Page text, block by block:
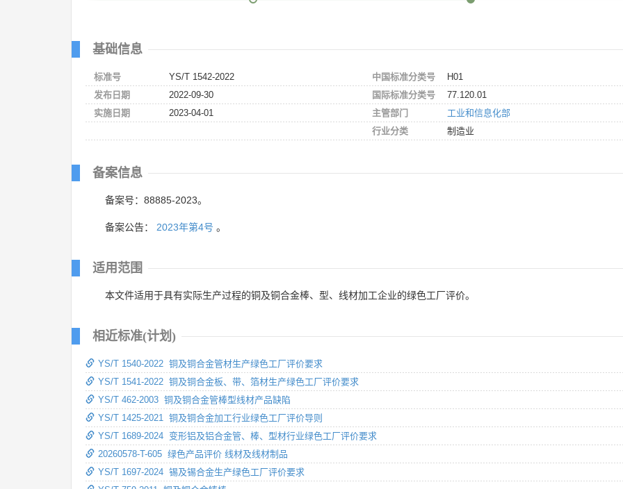
基础信息
标准号
YS/T 1542-2022
发布日期
2022-09-30
实施日期
2023-04-01
中国标准分类号
H01
国际标准分类号
77.120.01
主管部门
工业和信息化部
行业分类
制造业
备案信息
备案号：88885-2023。
备案公告： 2023年第4号 。
适用范围
本文件适用于具有实际生产过程的铜及铜合金棒、型、线材加工企业的绿色工厂评价。
相近标准(计划)
YS/T 1540-2022 铜及铜合金管材生产绿色工厂评价要求
YS/T 1541-2022 铜及铜合金板、带、箔材生产绿色工厂评价要求
YS/T 462-2003 铜及铜合金管棒型线材产品缺陷
YS/T 1425-2021 铜及铜合金加工行业绿色工厂评价导则
YS/T 1689-2024 变形铝及铝合金管、棒、型材行业绿色工厂评价要求
20260578-T-605 绿色产品评价 线材及线材制品
YS/T 1697-2024 锡及锡合金生产绿色工厂评价要求